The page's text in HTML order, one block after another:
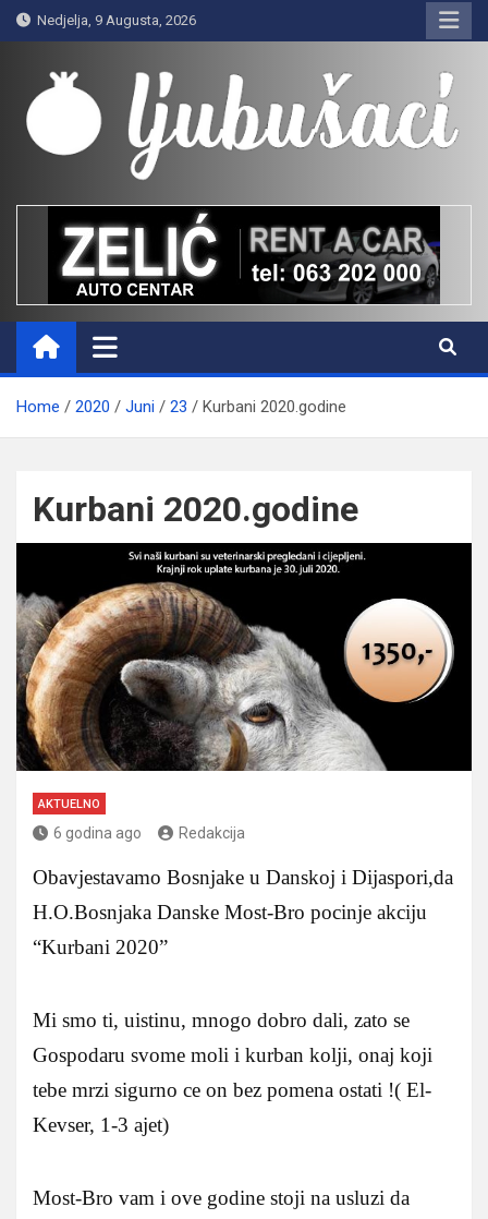
Skip
to
content
Nedjelja, 9 Augusta, 2026
Ljubušaci
Svom voljenom gradu
Home 2020 Juni 23 Kurbani 2020.godine
Kurbani 2020.godine
AKTUELNO
6 godina ago Redakcija
Obavjestavamo Bosnjake u Danskoj i Dijaspori,da
H.O.Bosnjaka Danske Most-Bro pocinje akciju
“Kurbani 2020”
Mi smo ti, uistinu, mnogo dobro dali, zato se
Gospodaru svome moli i kurban kolji, onaj koji
tebe mrzi sigurno ce on bez pomena ostati !( El-
Kevser, 1-3 ajet)
Most-Bro vam i ove godine stoji na usluzi da